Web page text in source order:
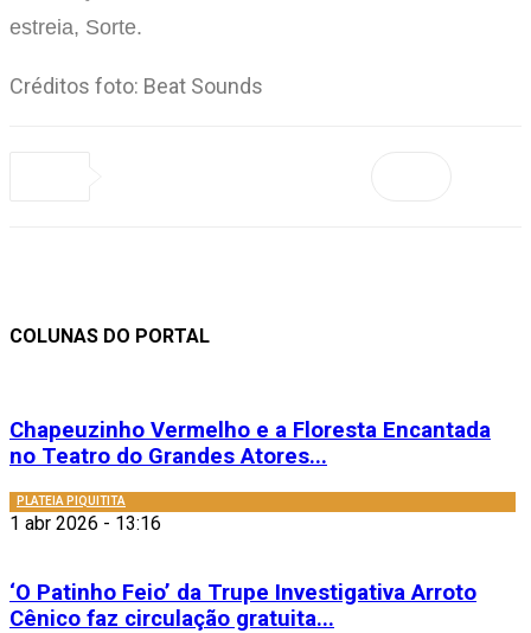
estreia, Sorte.
Créditos foto: Beat Sounds
COLUNAS DO PORTAL
Chapeuzinho Vermelho e a Floresta Encantada
no Teatro do Grandes Atores...
PLATEIA PIQUITITA
1 abr 2026 - 13:16
‘O Patinho Feio’ da Trupe Investigativa Arroto
Cênico faz circulação gratuita...